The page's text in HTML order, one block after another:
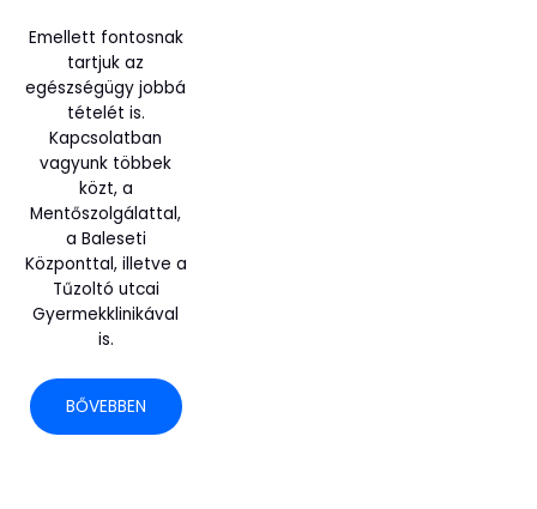
Emellett fontosnak
tartjuk az
egészségügy jobbá
tételét is.
Kapcsolatban
vagyunk többek
közt, a
Mentőszolgálattal,
a Baleseti
Központtal, illetve a
Tűzoltó utcai
Gyermekklinikával
is.
BŐVEBBEN